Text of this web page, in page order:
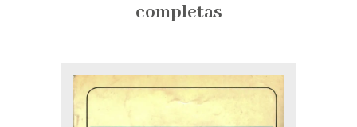
completas